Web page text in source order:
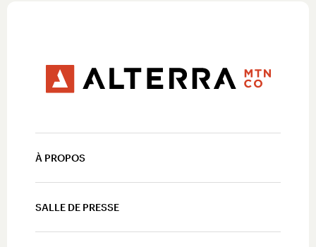
À PROPOS
SALLE DE PRESSE